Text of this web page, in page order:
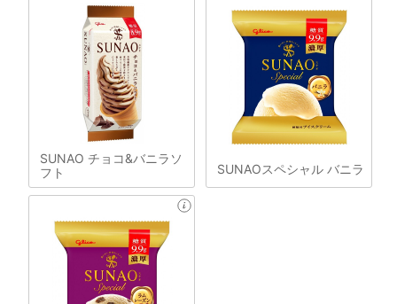
SUNAO チョコ&バニラソ
フト
SUNAOスペシャル バニラ